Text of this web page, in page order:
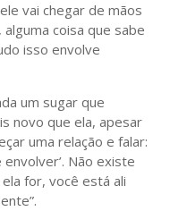
vai chegar de mãos
coisa que sabe
isso envolve
um sugar que
novo que ela, apesar
uma relação e falar:
Não existe
for, você está ali